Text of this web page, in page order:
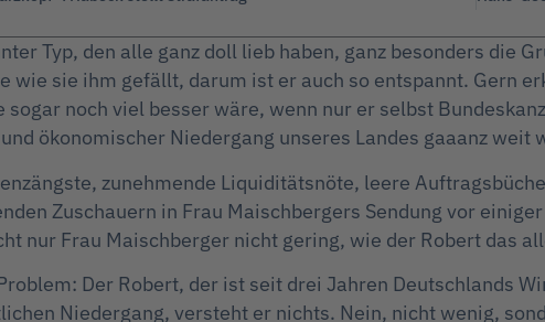
Typ, den alle ganz doll lieb haben, ganz besonders die
wie sie ihm gefällt, darum ist er auch so entspannt. Gern
sogar noch viel besser wäre, wenn nur er selbst
ökonomischer Niedergang unseres Landes gaaanz weit
zunehmende Liquiditätsnöte, leere
Zuschauern in Frau Maischbergers Sendung vor
nur Frau Maischberger nicht gering, wie der Robert das
Der Robert, der ist seit drei Jahren Deutschlands
Niedergang, versteht er nichts. Nein, nicht wenig,